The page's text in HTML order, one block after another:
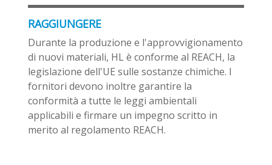
RAGGIUNGERE
Durante la produzione e l'approvvigionamento
di nuovi materiali, HL è conforme al REACH, la
legislazione dell'UE sulle sostanze chimiche. I
fornitori devono inoltre garantire la
conformità a tutte le leggi ambientali
applicabili e firmare un impegno scritto in
merito al regolamento REACH.